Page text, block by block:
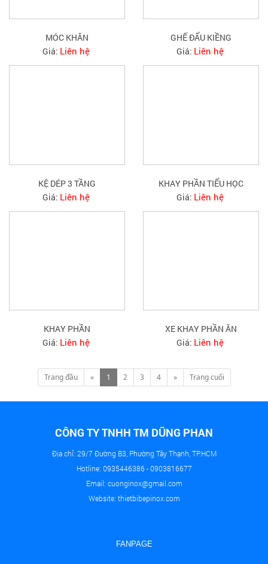
MÓC KHĂN
Giá: Liên hệ
GHẾ ĐẨU KIỀNG
Giá: Liên hệ
KỆ DÉP 3 TẦNG
Giá: Liên hệ
KHAY PHẦN TIỂU HỌC
Giá: Liên hệ
KHAY PHẦN
Giá: Liên hệ
XE KHAY PHẦN ĂN
Giá: Liên hệ
Trang đầu « 1 2 3 4 » Trang cuối
CÔNG TY TNHH TM DŨNG PHAN
Địa chỉ: 29/7 Đường B3, Phường Tây Thạnh, TP.HCM
Hotline: 0935446386 - 0903816677
Email: cuonginox@gmail.com
Website: thietbibepinox.com
FANPAGE